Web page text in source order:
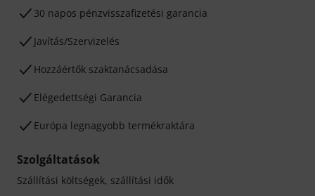
30 napos pénzvisszafizetési garancia
Javítás/Szervizelés
Hozzáértők szaktanácsadása
Elégedettségi Garancia
Európa legnagyobb termékraktára
Szolgáltatások
Szállítási költségek, szállítási idők